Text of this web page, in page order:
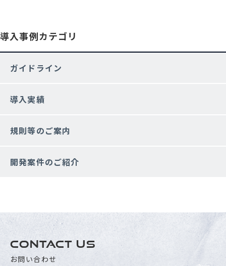
導入事例カテゴリ
ガイドライン
導入実績
規則等のご案内
開発案件のご紹介
CONTACT US
お問い合わせ